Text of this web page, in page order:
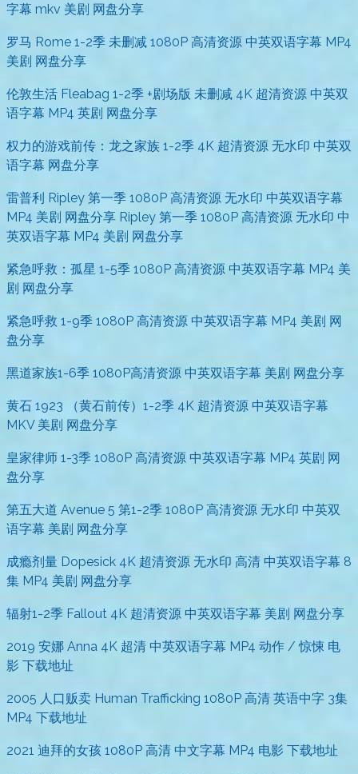
字幕 mkv 美剧 网盘分享
罗马 Rome 1-2季 未删减 1080P 高清资源 中英双语字幕 MP4
美剧 网盘分享
伦敦生活 Fleabag 1-2季 +剧场版 未删减 4K 超清资源 中英双
语字幕 MP4 英剧 网盘分享
权力的游戏前传：龙之家族 1-2季 4K 超清资源 无水印 中英双
语字幕 网盘分享
雷普利 Ripley 第一季 1080P 高清资源 无水印 中英双语字幕
MP4 美剧 网盘分享 Ripley 第一季 1080P 高清资源 无水印 中
英双语字幕 MP4 美剧 网盘分享
紧急呼救：孤星 1-5季 1080P 高清资源 中英双语字幕 MP4 美
剧 网盘分享
紧急呼救 1-9季 1080P 高清资源 中英双语字幕 MP4 美剧 网
盘分享
黑道家族1-6季 1080P高清资源 中英双语字幕 美剧 网盘分享
黄石 1923 （黄石前传）1-2季 4K 超清资源 中英双语字幕
MKV 美剧 网盘分享
皇家律师 1-3季 1080P 高清资源 中英双语字幕 MP4 英剧 网
盘分享
第五大道 Avenue 5 第1-2季 1080P 高清资源 无水印 中英双
语字幕 美剧 网盘分享
成瘾剂量 Dopesick 4K 超清资源 无水印 高清 中英双语字幕 8
集 MP4 美剧 网盘分享
辐射1-2季 Fallout 4K 超清资源 中英双语字幕 美剧 网盘分享
2019 安娜 Anna 4K 超清 中英双语字幕 MP4 动作 / 惊悚 电
影 下载地址
2005 人口贩卖 Human Trafficking 1080P 高清 英语中字 3集
MP4 下载地址
2021 迪拜的女孩 1080P 高清 中文字幕 MP4 电影 下载地址